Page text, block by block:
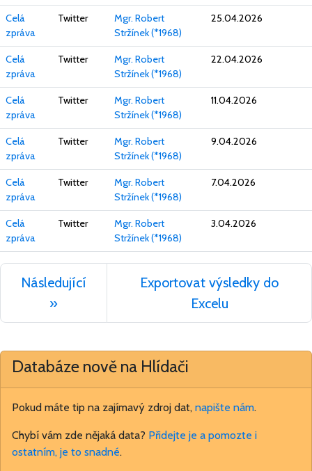
Celá
zpráva
Twitter
Mgr. Robert
Stržínek (*1968)
25.04.2026
Celá
zpráva
Twitter
Mgr. Robert
Stržínek (*1968)
22.04.2026
Celá
zpráva
Twitter
Mgr. Robert
Stržínek (*1968)
11.04.2026
Celá
zpráva
Twitter
Mgr. Robert
Stržínek (*1968)
9.04.2026
Celá
zpráva
Twitter
Mgr. Robert
Stržínek (*1968)
7.04.2026
Celá
zpráva
Twitter
Mgr. Robert
Stržínek (*1968)
3.04.2026
Následující
»
Exportovat výsledky do
Excelu
Databáze nově na Hlídači
Pokud máte tip na zajímavý zdroj dat, napište nám.
Chybí vám zde nějaká data? Přidejte je a pomozte i
ostatním, je to snadné.